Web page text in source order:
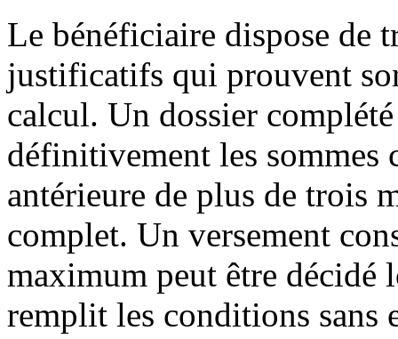
Le bénéficiaire dispose de
justificatifs qui prouvent
calcul. Un dossier
définitivement les sommes
antérieure de plus de trois
complet. Un versement
maximum peut être décidé
remplit les conditions sans